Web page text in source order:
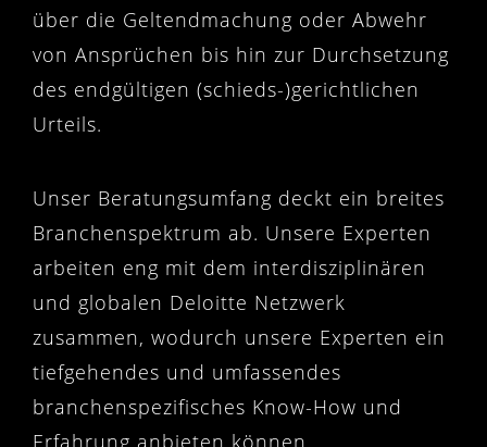
über die Geltendmachung oder Abwehr
von Ansprüchen bis hin zur Durchsetzung
des endgültigen (schieds-)gerichtlichen
Urteils.
Unser Beratungsumfang deckt ein breites
Branchenspektrum ab. Unsere Experten
arbeiten eng mit dem interdisziplinären
und globalen Deloitte Netzwerk
zusammen, wodurch unsere Experten ein
tiefgehendes und umfassendes
branchenspezifisches Know-How und